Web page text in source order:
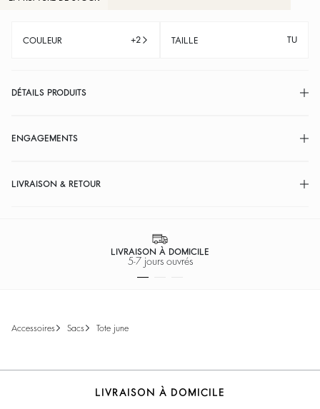
COULEUR +2 TAILLE TU
DÉTAILS PRODUITS
ENGAGEMENTS
LIVRAISON & RETOUR
LIVRAISON À DOMICILE
5-7 jours ouvrés
accessoires sacs tote june
LIVRAISON À DOMICILE